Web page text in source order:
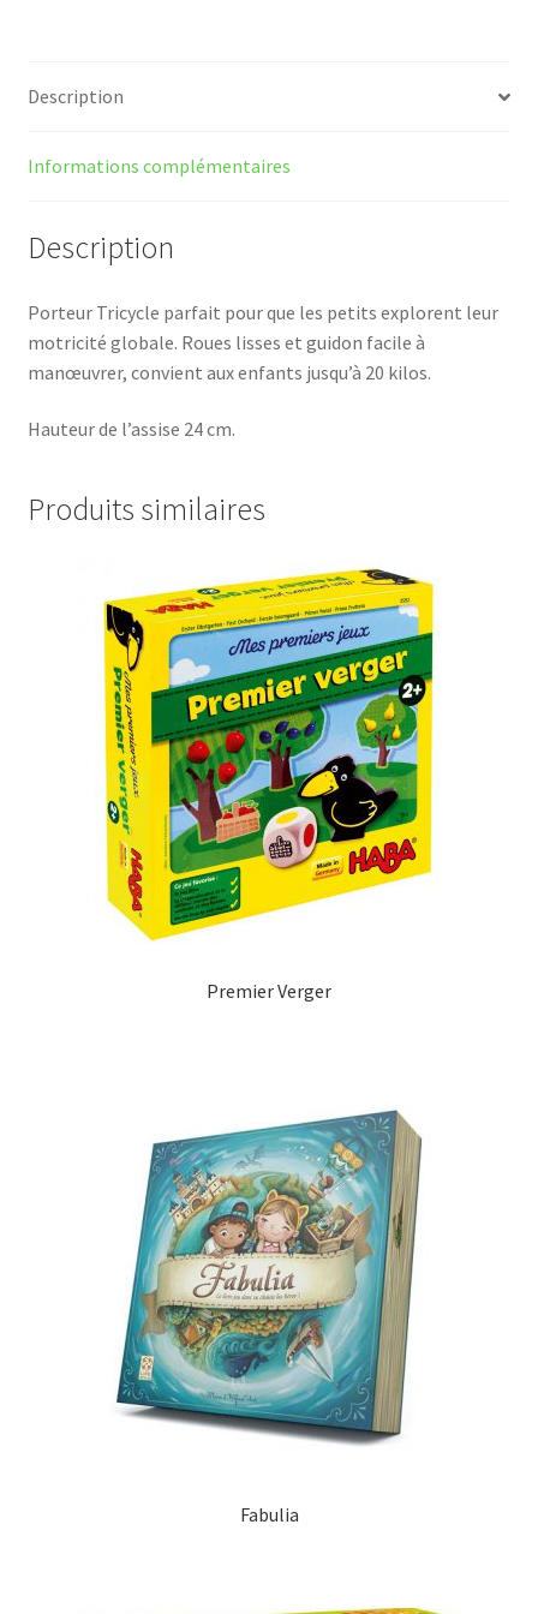
Description
Informations complémentaires
Description
Porteur Tricycle parfait pour que les petits explorent leur
motricité globale. Roues lisses et guidon facile à
manœuvrer, convient aux enfants jusqu’à 20 kilos.
Hauteur de l’assise 24 cm.
Produits similaires
Premier Verger
Fabulia